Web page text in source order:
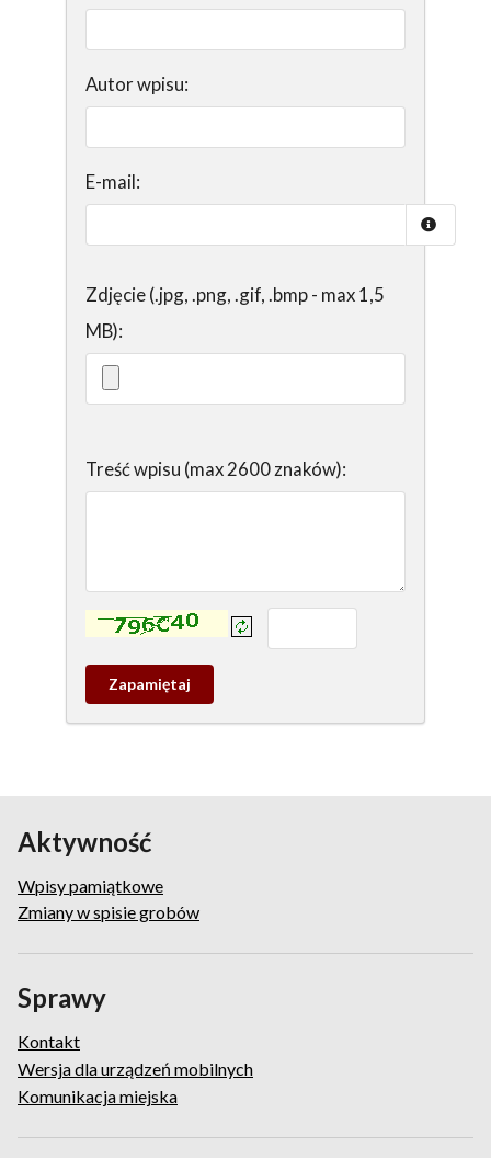
Autor wpisu:
E-mail:
Zdjęcie (.jpg, .png, .gif, .bmp - max 1,5
MB):
Treść wpisu (max 2600 znaków):
Kontrola - wprowadź tekst z obrazka:
Zapamietaj
wpis
Aktywność
Wpisy pamiątkowe
Zmiany w spisie grobów
Sprawy
Kontakt
Wersja dla urządzeń mobilnych
Komunikacja miejska